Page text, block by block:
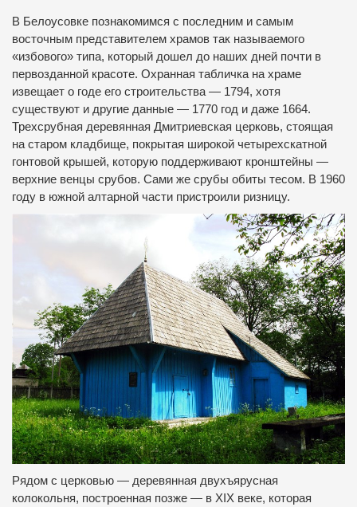
В Белоусовке познакомимся с последним и самым
восточным представителем храмов так называемого
«избового» типа, который дошел до наших дней почти в
первозданной красоте. Охранная табличка на храме
извещает о годе его строительства — 1794, хотя
существуют и другие данные — 1770 год и даже 1664.
Трехсрубная деревянная Дмитриевская церковь, стоящая
на старом кладбище, покрытая широкой четырехскатной
гонтовой крышей, которую поддерживают кронштейны —
верхние венцы срубов. Сами же срубы обиты тесом. В 1960
году в южной алтарной части пристроили ризницу.
Рядом с церковью — деревянная двухъярусная
колокольня, построенная позже — в XIX веке, которая